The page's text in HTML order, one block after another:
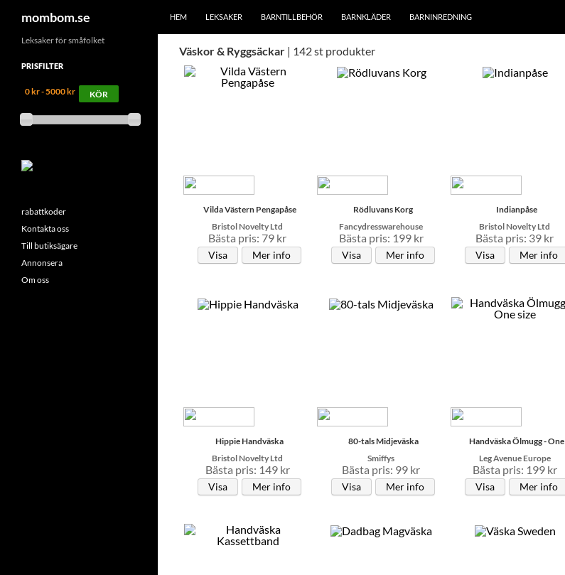
mombom.se
HEM
LEKSAKER BARNTILLBEHÖR BARNKLÄDER BARNINREDNING
Väskor & Ryggsäckar | 142 st produkter
Vilda Västern Pengapåse
Bristol Novelty Ltd
Bästa pris: 79 kr
Visa Mer info
Rödluvans Korg
Fancydresswarehouse
Bästa pris: 199 kr
Visa Mer info
Indianpåse
Bristol Novelty Ltd
Bästa pris: 39 kr
Visa Mer info
Hippie Handväska
Bristol Novelty Ltd
Bästa pris: 149 kr
Visa Mer info
80-tals Midjeväska
Smiffys
Bästa pris: 99 kr
Visa Mer info
Handväska Ölmugg - One
Leg Avenue Europe
Bästa pris: 199 kr
Visa Mer info
Leksaker för småfolket
PRISFILTER
0 kr - 5000 kr
rabattkoder
Kontakta oss
Till butiksägare
Annonsera
Om oss